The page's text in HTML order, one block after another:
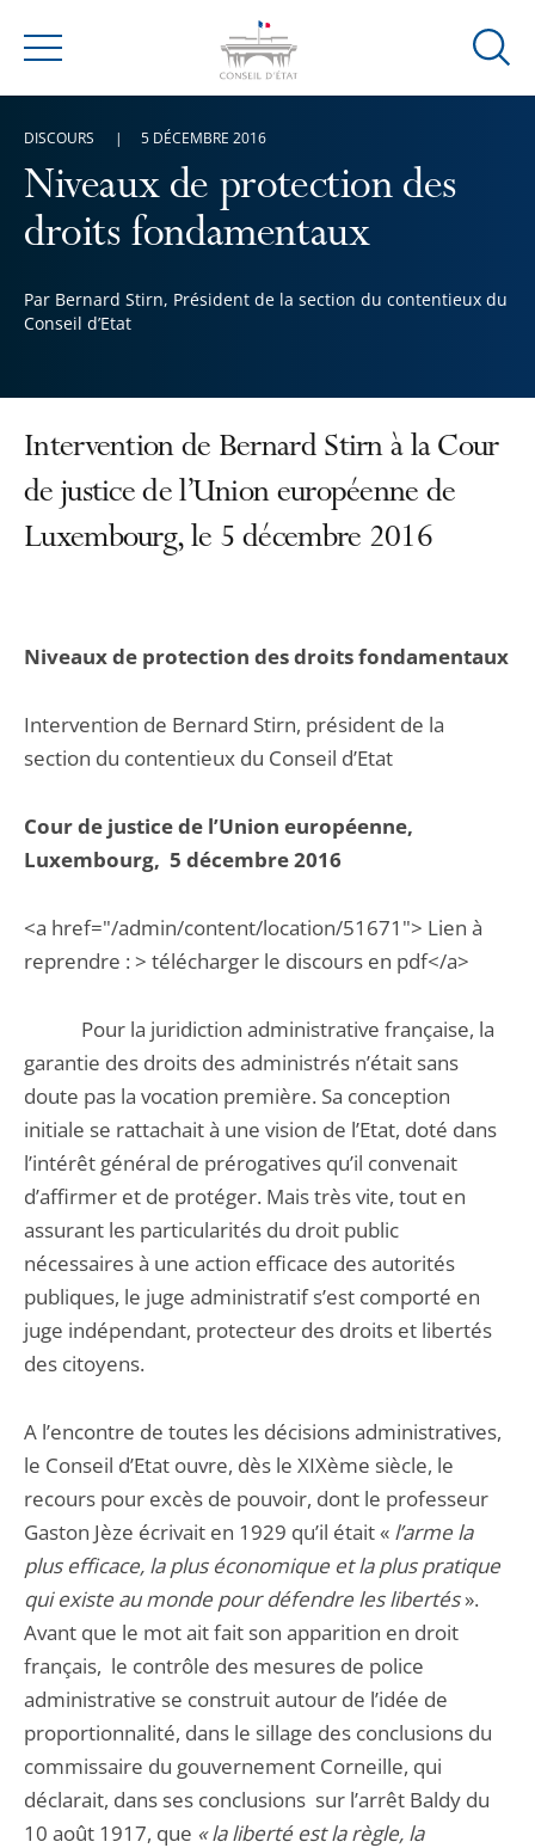
Menu
Ouvrir
Niveaux de protection des
droits fondamentaux
Par Bernard Stirn, Président de la section du contentieux du
Conseil d’Etat
DISCOURS 5 DÉCEMBRE 2016
Intervention de Bernard Stirn à la Cour
de justice de l’Union européenne de
Luxembourg, le 5 décembre 2016
Niveaux de protection des droits fondamentaux
Intervention de Bernard Stirn, président de la
section du contentieux du Conseil d’Etat
Cour de justice de l’Union européenne,
Luxembourg, 5 décembre 2016
<a href="/admin/content/location/51671"> Lien à
reprendre : > télécharger le discours en pdf</a>
Pour la juridiction administrative française, la
garantie des droits des administrés n’était sans
doute pas la vocation première. Sa conception
initiale se rattachait à une vision de l’Etat, doté dans
l’intérêt général de prérogatives qu’il convenait
d’affirmer et de protéger. Mais très vite, tout en
assurant les particularités du droit public
nécessaires à une action efficace des autorités
publiques, le juge administratif s’est comporté en
juge indépendant, protecteur des droits et libertés
des citoyens.
A l’encontre de toutes les décisions administratives,
le Conseil d’Etat ouvre, dès le XIXème siècle, le
recours pour excès de pouvoir, dont le professeur
Gaston Jèze écrivait en 1929 qu’il était « l’arme la
plus efficace, la plus économique et la plus pratique
qui existe au monde pour défendre les libertés».
Avant que le mot ait fait son apparition en droit
français, le contrôle des mesures de police
administrative se construit autour de l’idée de
proportionnalité, dans le sillage des conclusions du
commissaire du gouvernement Corneille, qui
déclarait, dans ses conclusions sur l’arrêt Baldy du
10 août 1917, que « la liberté est la règle, la